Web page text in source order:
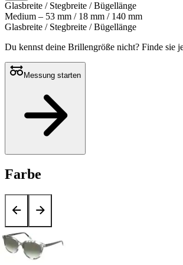
Glasbreite / Stegbreite / Bügellänge
Medium – 53 mm / 18 mm / 140 mm
Glasbreite / Stegbreite / Bügellänge
Du kennst deine Brillengröße nicht? Finde sie
Messung starten
Farbe